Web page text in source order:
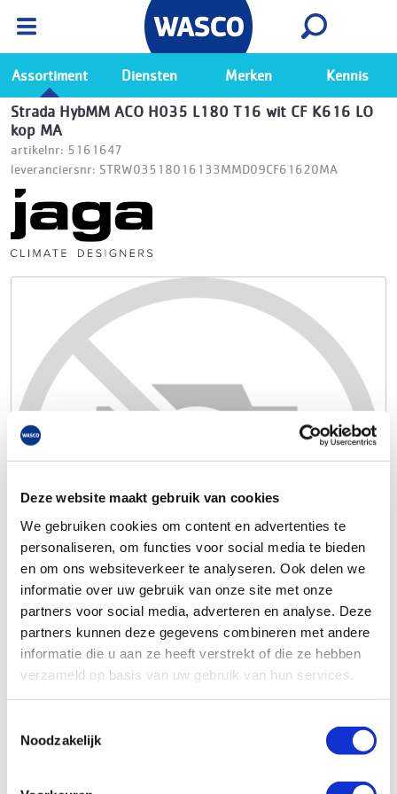
Deze website maakt gebruik van cookies
We gebruiken cookies om content en advertenties te
personaliseren, om functies voor social media te bieden
en om ons websiteverkeer te analyseren. Ook delen we
informatie over uw gebruik van onze site met onze
partners voor social media, adverteren en analyse. Deze
partners kunnen deze gegevens combineren met andere
informatie die u aan ze heeft verstrekt of die ze hebben
verzameld op basis van uw gebruik van hun services.
Noodzakelijk
Ga naar de Wasco app
Bekijk
Assortiment Diensten Merken Kennis
Strada HybMM ACO H035 L180 T16 wit CF K616 LO
kop MA
artikelnr: 5161647
leveranciersnr: STRW03518016133MMD09CF61620MA